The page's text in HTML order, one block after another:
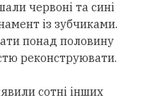
червоні та сині
із зубчиками.
понад половину
реконструювати.
сотні інших